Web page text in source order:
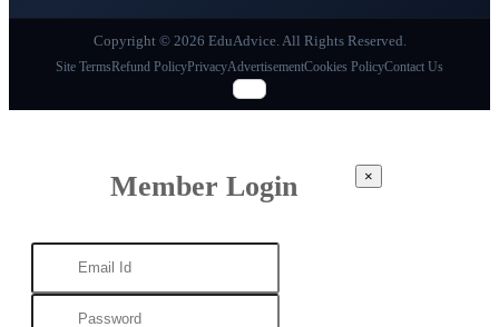
Copyright © 2026 EduAdvice. All Rights Reserved.
Site TermsRefund PolicyPrivacyAdvertisementCookies PolicyContact Us
Member Login ×